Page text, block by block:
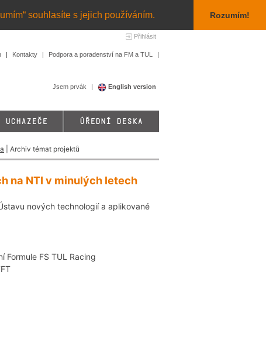
souhlasíte s jejich používáním. Rozumím!
Přihlásit
Kontakty Podpora a poradenství na FM a TUL
Jsem prvák English version
UCHAZEČE ÚŘEDNÍ DESKA
| Archiv témat projektů
na NTI v minulých letech
nových technologií a aplikované
Formule FS TUL Racing